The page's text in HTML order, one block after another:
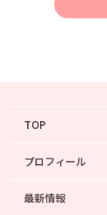
TOP
プロフィール
最新情報